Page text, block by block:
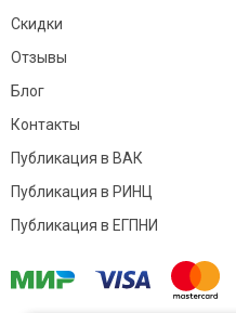
Скидки
Отзывы
Блог
Контакты
Публикация в ВАК
Публикация в РИНЦ
Публикация в ЕГПНИ